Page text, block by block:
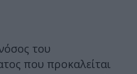
του
που προκαλείται